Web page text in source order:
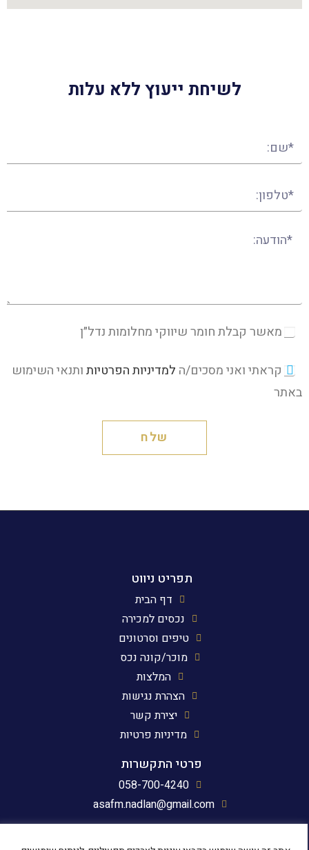
לשיחת ייעוץ ללא עלות
מאשר קבלת חומר שיווקי מחלומות נדל״ן
קראתי ואני מסכים/ה למדיניות הפרטיותותנאי השימוש
באתר
שלח
תפריט ניווט
דף הבית
נכסים למכירה
טיפים וסרטונים
מוכר/קונה נכס
המלצות
הצהרת נגישות
יצירת קשר
מדיניות פרטיות
פרטי התקשרות
058-700-4240
asafm.nadlan@gmail.com